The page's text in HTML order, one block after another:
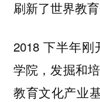
刷新了世界教
2018 下半年
学院，发掘和
教育文化产业